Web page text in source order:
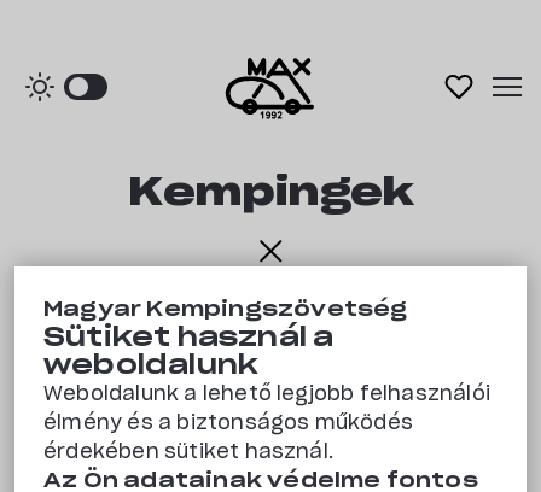
Magyar Kempingszövetség
Sütiket használ a
weboldalunk
Weboldalunk a lehető legjobb felhasználói
élmény és a biztonságos működés
érdekében sütiket használ.
Az Ön adatainak védelme fontos
Főoldal
Kempingek
Rólunk
Kapcsolat
Kempingek
Kempingezz itthon! Fedezd fel
Magyarország legjobb
kempingjeit és tervezd meg a
tökéletes nyaralást.